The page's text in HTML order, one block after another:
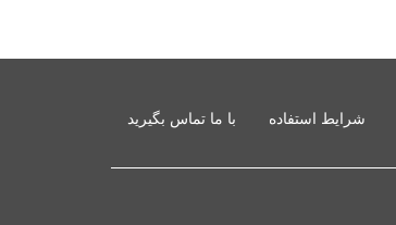
شرایط استفاده با ما تماس بگیرید